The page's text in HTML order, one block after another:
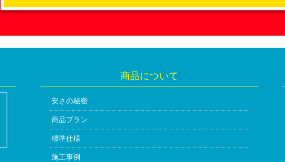
商品について
安さの秘密
商品プラン
標準仕様
施工事例